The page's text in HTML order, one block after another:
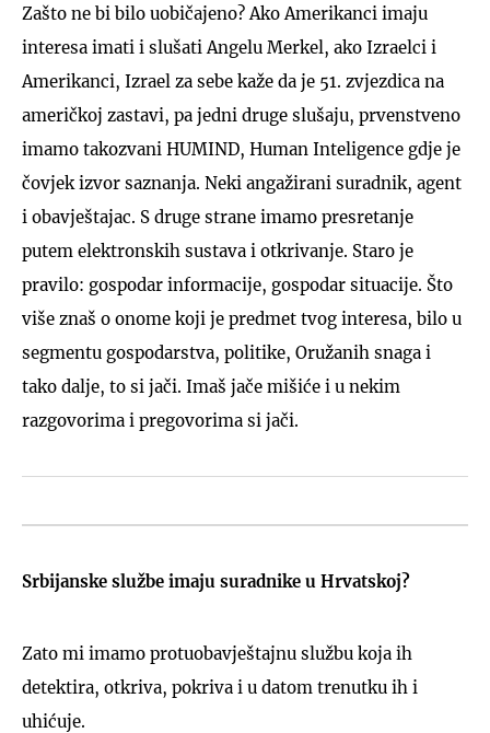
Zašto ne bi bilo uobičajeno? Ako Amerikanci imaju
interesa imati i slušati Angelu Merkel, ako Izraelci i
Amerikanci, Izrael za sebe kaže da je 51. zvjezdica na
američkoj zastavi, pa jedni druge slušaju, prvenstveno
imamo takozvani HUMIND, Human Inteligence gdje je
čovjek izvor saznanja. Neki angažirani suradnik, agent
i obavještajac. S druge strane imamo presretanje
putem elektronskih sustava i otkrivanje. Staro je
pravilo: gospodar informacije, gospodar situacije. Što
više znaš o onome koji je predmet tvog interesa, bilo u
segmentu gospodarstva, politike, Oružanih snaga i
tako dalje, to si jači. Imaš jače mišiće i u nekim
razgovorima i pregovorima si jači.
Srbijanske službe imaju suradnike u Hrvatskoj?
Zato mi imamo protuobavještajnu službu koja ih
detektira, otkriva, pokriva i u datom trenutku ih i
uhićuje.